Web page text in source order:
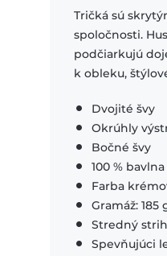
Tričká sú
spoločnosti.
podčiarkujú
k obleku,
Dvojité švy
Okrúhly
Bočné švy
100 % bavlna
Farba
Gramáž: 185
Stredný strih
Spevňujúci